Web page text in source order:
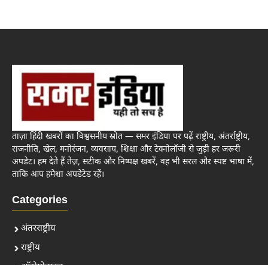
ताज़ा हिंदी खबरों का विश्वसनीय स्रोत — समर इंडिया पर पढ़ें राष्ट्रीय, अंतर्राष्ट्रीय,
राजनीति, खेल, मनोरंजन, व्यवसाय, शिक्षा और टेक्नोलॉजी से जुड़ी हर जरूरी
अपडेट। हम देते हैं तेज़, सटीक और निष्पक्ष खबरें, वह भी सरल और स्पष्ट भाषा में,
ताकि आप हमेशा अपडेटेड रहें।
Categories
अंतरराष्ट्रीय
राष्ट्रीय